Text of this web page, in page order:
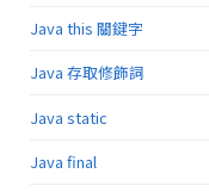
Java this 關鍵字
Java 存取修飾詞
Java static
Java final